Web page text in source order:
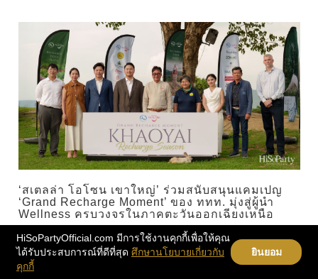
‘สเตลล่า โอโซน เขาใหญ่’ ร่วมสนับสนุนแคมเปญ
‘Grand Recharge Moment’ ของ ททท. มุ่งสู่ผู้นำ
Wellness ครบวงจรในภาคตะวันออกเฉียงเหนือ
7 สิงหาคม 2569
HiSoPartyOfficial.com มีการใช้งานคุกกี้เพื่อให้คุณ
ได้รับประสบการณ์ที่ดีที่สุด ศึกษานโยบายเกี่ยวกับ
คุกกี้
ยินยอม